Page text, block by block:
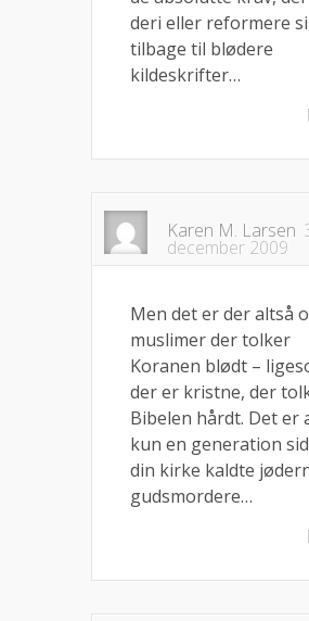
deri eller reformere
tilbage til blødere
kildeskrifter…
Karen M. Larsen
december 2009
Men det er der altså
muslimer der tolker
Koranen blødt –
der er kristne, der
Bibelen hårdt. Det er
kun en generation
din kirke kaldte
gudsmordere…